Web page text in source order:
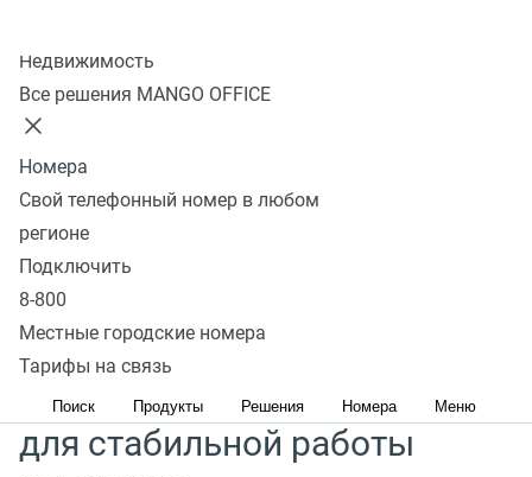
Недвижимость
Все решения MANGO OFFICE
Номера
Свой телефонный номер в любом
регионе
Подключить
8-800
Местные городские номера
Тарифы на связь
Поиск Продукты Решения Номера Меню
ее работоспособность.
Обеспечьте
конфиденциальность
данных и сохранность
цифровых активов
для стабильной работы